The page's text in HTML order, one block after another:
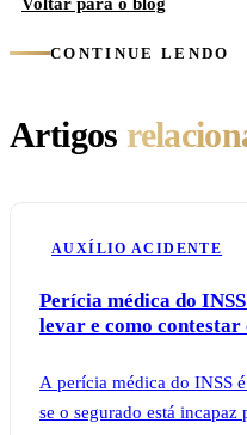
CONTINUE LENDO
Artigos
AUXÍLIO ACIDENTE
Perícia médica do
levar e como contestar
A perícia médica do INSS
se o segurado está